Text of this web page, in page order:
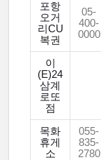
포항
오거
리CU
복권
05-
400-
0000
이
(E)24
삼계
로또
점
목화
휴게
소
055-
835-
2780